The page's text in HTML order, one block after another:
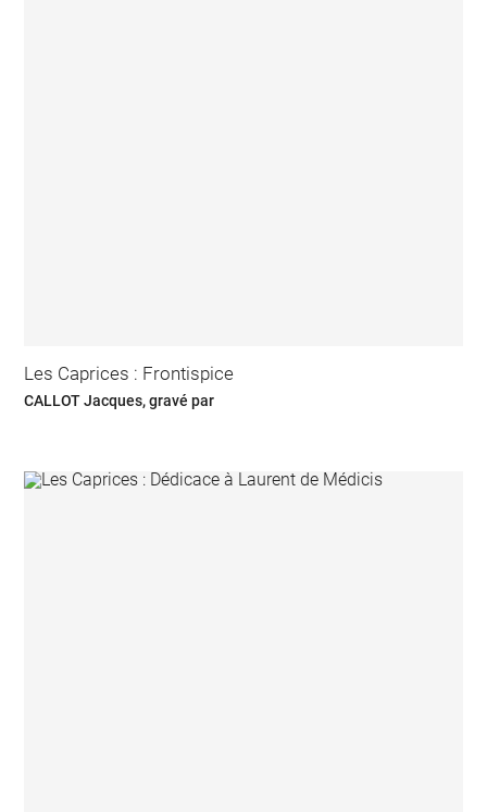
Les Caprices : Frontispice
CALLOT Jacques, gravé par